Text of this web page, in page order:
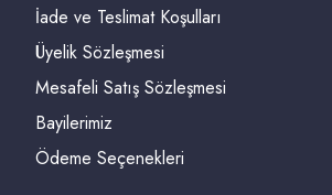
İade ve Teslimat Koşulları
Üyelik Sözleşmesi
Mesafeli Satış Sözleşmesi
Bayilerimiz
Ödeme Seçenekleri